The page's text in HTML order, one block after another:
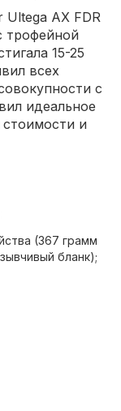
AX FDR
трофейной
15-25
всех
с
идеальное
и
(367 грамм
бланк);